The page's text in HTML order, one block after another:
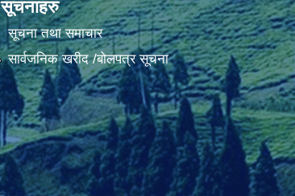
सूचनाहरु
सूचना तथा समाचार
सार्वजनिक खरीद /बोलपत्र सूचना